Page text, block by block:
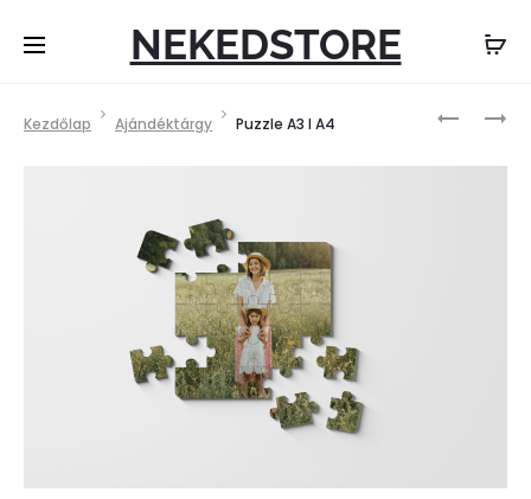
NEKEDSTORE
Termék
EGYEDI
Kezdőlap Ajándéktárgy Puzzle A3 I A4